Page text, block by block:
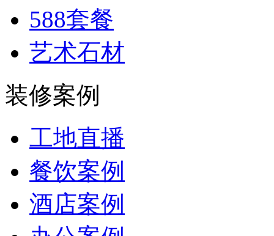
588套餐
艺术石材
装修案例
工地直播
餐饮案例
酒店案例